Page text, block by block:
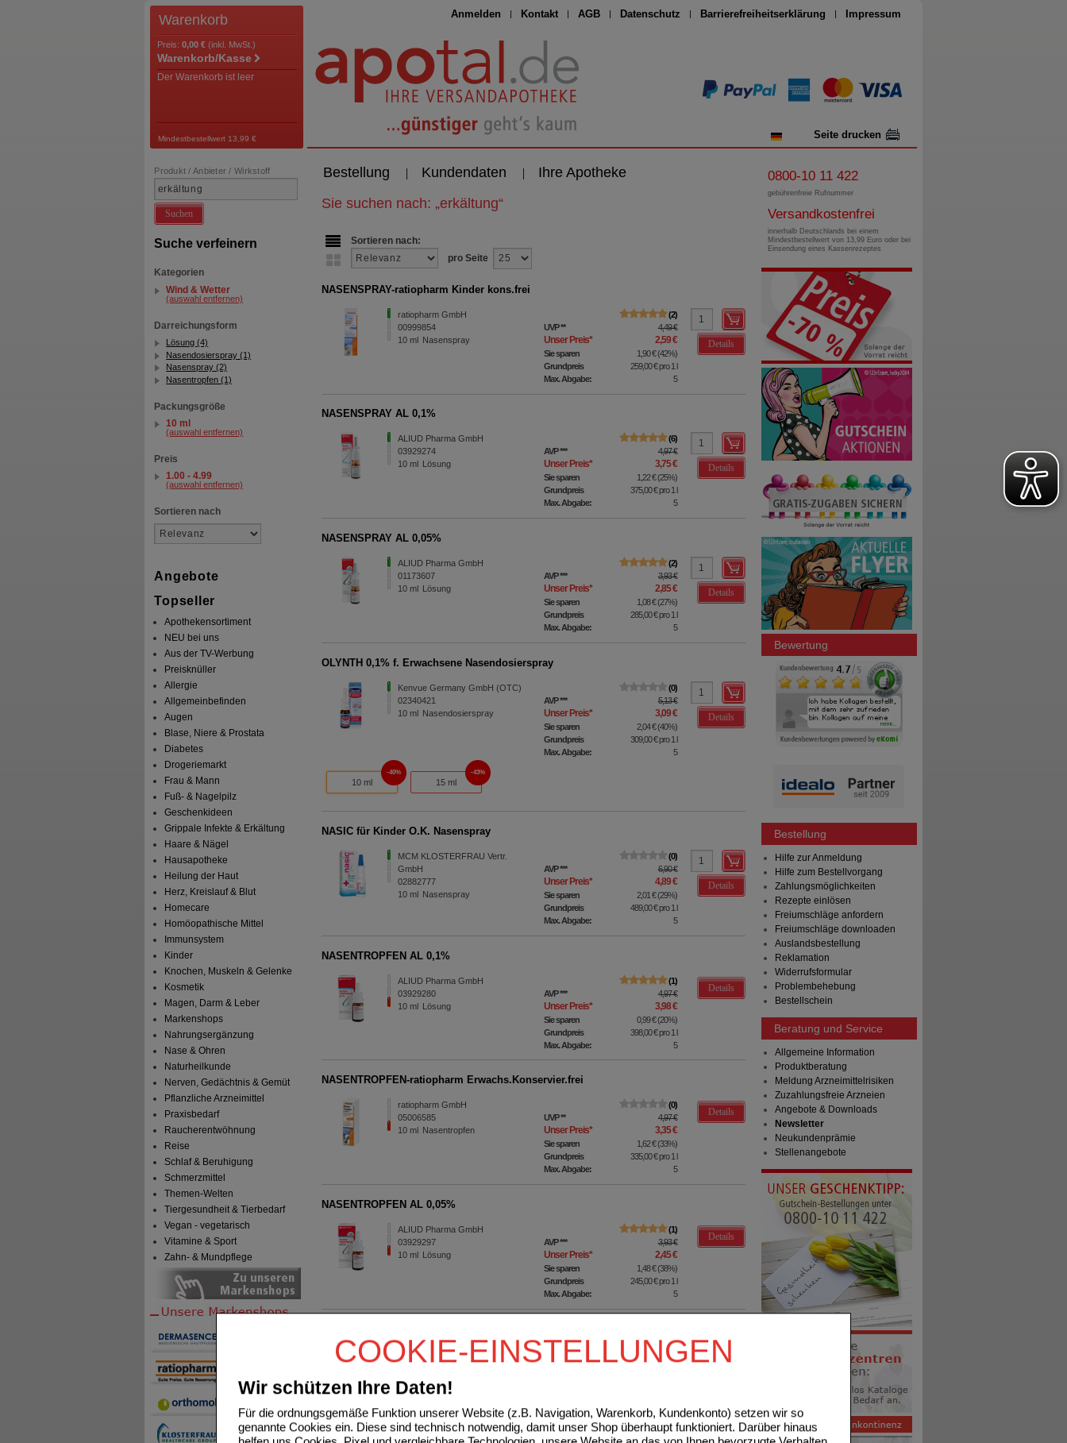
COOKIE-EINSTELLUNGEN
Wir schützen Ihre Daten!
Für die ordnungsgemäße Funktion unserer Website (z.B. Navigation, Warenkorb, Kundenkonto) setzen wir so
genannte Cookies ein. Diese sind technisch notwendig, damit unser Shop überhaupt funktioniert. Darüber hinaus
Anmelden Kontakt AGB Datenschutz Barrierefreiheitserklärung Impressum
Seite drucken
Warenkorb
Preis: 0,00 € (inkl. MwSt.)
Warenkorb/Kasse
Der Warenkorb ist leer
Mindestbestellwert 13,99 €
Bestellung Kundendaten Ihre Apotheke
Produkt / Anbieter / Wirkstoff
Suchen
Suche verfeinern
Kategorien
Wind & Wetter
(auswahl entfernen)
Darreichungsform
Lösung (4)
Nasendosierspray (1)
Nasenspray (2)
Nasentropfen (1)
Packungsgröße
10 ml
(auswahl entfernen)
Preis
1.00 - 4.99
(auswahl entfernen)
Sortieren nach
Angebote
Topseller
Apothekensortiment
NEU bei uns
Aus der TV-Werbung
Preisknüller
Allergie
Allgemeinbefinden
Augen
Blase, Niere & Prostata
Diabetes
Drogeriemarkt
Frau & Mann
Fuß- & Nagelpilz
Geschenkideen
Grippale Infekte & Erkältung
Haare & Nägel
Hausapotheke
Heilung der Haut
Herz, Kreislauf & Blut
Homecare
Homöopathische Mittel
Immunsystem
Kinder
Knochen, Muskeln & Gelenke
Kosmetik
Magen, Darm & Leber
Markenshops
Nahrungsergänzung
Nase & Ohren
Naturheilkunde
Nerven, Gedächtnis & Gemüt
Pflanzliche Arzneimittel
Praxisbedarf
Raucherentwöhnung
Reise
Schlaf & Beruhigung
Schmerzmittel
Themen-Welten
Tiergesundheit & Tierbedarf
Vegan - vegetarisch
Vitamine & Sport
Zahn- & Mundpflege
Sie suchen nach: „erkältung“
Sortieren nach:
pro Seite
NASENSPRAY-ratiopharm Kinder kons.frei
ratiopharm GmbH
00999854
10 ml Nasenspray
2
UVP** 4,49 €
Unser Preis* 2,59 €
Sie sparen 1,90 €(42%)
Grundpreis
259,00 €pro 1 l
Max. Abgabe:
5
Details
NASENSPRAY AL 0,1%
ALIUD Pharma GmbH
03929274
10 ml Lösung
6
AVP*** 4,97 €
Unser Preis* 3,75 €
Sie sparen 1,22 €(25%)
Grundpreis
375,00 €pro 1 l
Max. Abgabe:
5
Details
NASENSPRAY AL 0,05%
ALIUD Pharma GmbH
01173607
10 ml Lösung
2
AVP*** 3,93 €
Unser Preis* 2,85 €
Sie sparen 1,08 €(27%)
Grundpreis
285,00 €pro 1 l
Max. Abgabe:
5
Details
OLYNTH 0,1% f. Erwachsene Nasendosierspray
Kenvue Germany GmbH (OTC)
02340421
10 ml Nasendosierspray
0
AVP*** 5,13 €
Unser Preis* 3,09 €
Sie sparen 2,04 €(40%)
Grundpreis
309,00 €pro 1 l
Max. Abgabe:
5
Details
10 ml
40%
15 ml
43%
NASIC für Kinder O.K. Nasenspray
MCM KLOSTERFRAU Vertr.
GmbH
02882777
10 ml Nasenspray
0
AVP*** 6,90 €
Unser Preis* 4,89 €
Sie sparen 2,01 €(29%)
Grundpreis
489,00 €pro 1 l
Max. Abgabe:
5
Details
NASENTROPFEN AL 0,1%
ALIUD Pharma GmbH
03929280
10 ml Lösung
1
AVP*** 4,97 €
Unser Preis* 3,98 €
Sie sparen 0,99 €(20%)
Grundpreis
398,00 €pro 1 l
Max. Abgabe:
5
Details
NASENTROPFEN-ratiopharm Erwachs.Konservier.frei
ratiopharm GmbH
05006585
10 ml Nasentropfen
0
UVP** 4,97 €
Unser Preis* 3,35 €
Sie sparen 1,62 €(33%)
Grundpreis
335,00 €pro 1 l
Max. Abgabe:
5
Details
NASENTROPFEN AL 0,05%
ALIUD Pharma GmbH
03929297
10 ml Lösung
1
AVP*** 3,93 €
Unser Preis* 2,45 €
Sie sparen 1,48 €(38%)
Grundpreis
245,00 €pro 1 l
Max. Abgabe:
5
Details
pro Seite
0800-10 11 422
gebührenfreie Rufnummer
Versandkostenfrei
innerhalb Deutschlands bei einem
Mindestbestellwert von 13,99 Euro oder bei
Einsendung eines Kassenrezeptes
Bewertung
Bestellung
Hilfe zur Anmeldung
Hilfe zum Bestellvorgang
Zahlungsmöglichkeiten
Rezepte einlösen
Freiumschläge anfordern
Freiumschläge downloaden
Auslandsbestellung
Reklamation
Widerrufsformular
Problembehebung
Bestellschein
Beratung und Service
Allgemeine Information
Produktberatung
Meldung Arzneimittelrisiken
Zuzahlungsfreie Arzneien
Angebote & Downloads
Newsletter
Neukundenprämie
Stellenangebote